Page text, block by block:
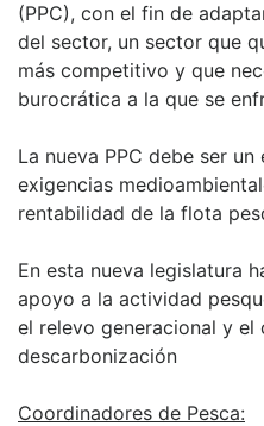
(PPC), con el fin de
del sector, un sector que
más competitivo y que
burocrática a la que se
La nueva PPC debe ser
exigencias
rentabilidad de la flota
En esta nueva legislatura
apoyo a la actividad
el relevo generacional y el
descarbonización
Coordinadores de Pesca: